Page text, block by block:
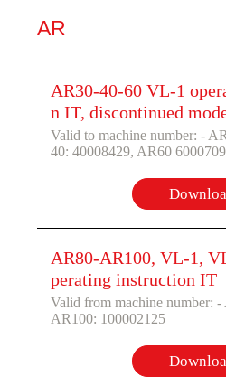
AR
AR30-40-60 VL-1
n IT, discontinued
Valid to machine number: -
40: 40008429, AR60
AR80-AR100, VL-1,
perating instruction IT
Valid from machine number:
AR100: 100002125